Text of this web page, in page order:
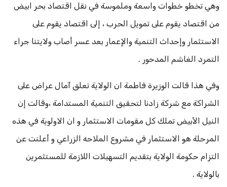
وهي تخطو خطوات واسعة وملموسة في نقل اقتصاد بحر ابيض
من اقتصاد يقوم على تمويل الحرب ، إلى اقتصاد يقوم على
الاستثمار وإحداث التنمية والإعمار بعد عسر أصاب ولايتنا جراء
التمرد الغاشم المدحور .
وفي هذا قالت الوزيرة فاطمة ان الولاية تعلق آمال عراض على
الشراكة مع شركة زادنا لتحقيق التنمية المستدامة ،وقالت إن
النيل الأبيض تملك كل مقومات الاستثمار و ان الاولوية في هذه
المرحلة هو الاستثمار في مشروع الملاحه الزراعي و أعلنت عن
التزام حكومة الولاية بتقديم التسهيلات اللازمة للمستثمرين
بالولاية .